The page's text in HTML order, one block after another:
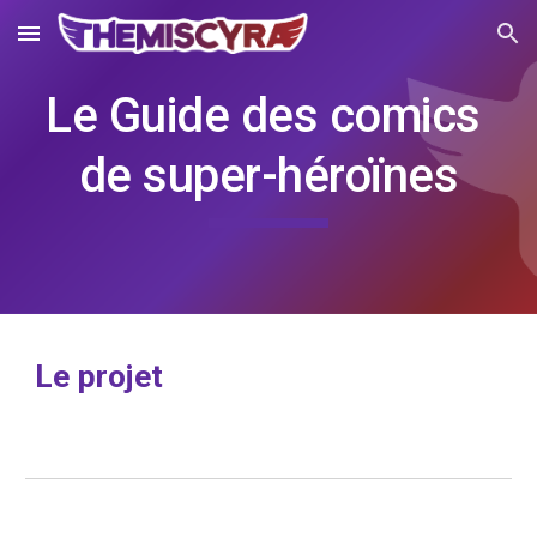
Skip to main content Skip to navigation
Le Guide des comics
de super-héroïnes
Le projet